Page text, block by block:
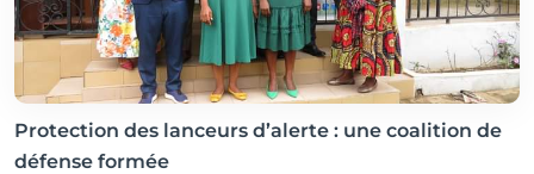
Protection des lanceurs d’alerte : une coalition de
défense formée